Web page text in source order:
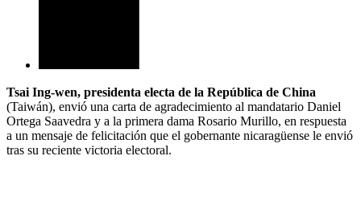
Tsai Ing-wen, presidenta electa de la República de China
(Taiwán), envió una carta de agradecimiento al mandatario Daniel
Ortega Saavedra y a la primera dama Rosario Murillo, en respuesta
a un mensaje de felicitación que el gobernante nicaragüense le envió
tras su reciente victoria electoral.